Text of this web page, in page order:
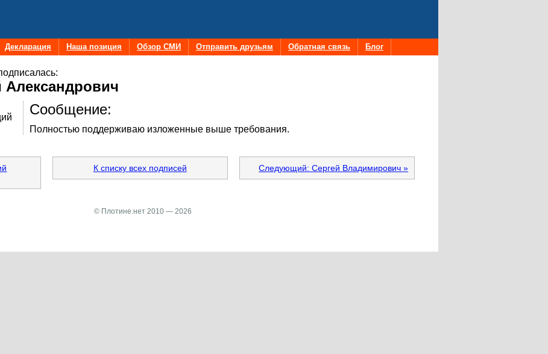
Декларация Наша позиция Обзор СМИ Отправить друзьям Обратная связь Блог
Александрович
Сообщение:
Полностью поддерживаю изложенные выше требования.
К списку всех подписей Следующий: Сергей Владимирович »
© Плотине.нет 2010 — 2026